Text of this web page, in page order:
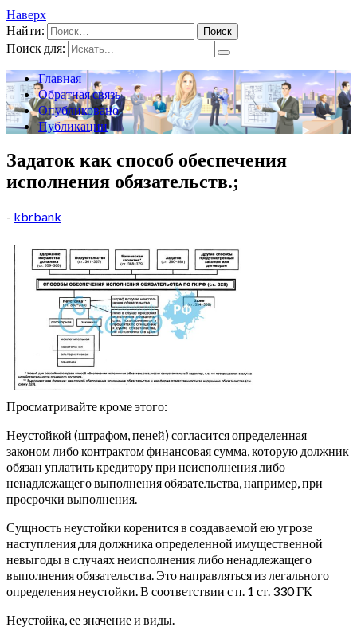
Наверх
Найти:
Поиск для:
Главная
Обратная связь
Опубликовано
Публикации
Задаток как способ обеспечения
исполнения обязательств.;
- kbrbank
Просматривайте кроме этого:
Неустойкой (штрафом, пеней) согласится определенная
законом либо контрактом финансовая сумма, которую должник
обязан уплатить кредитору при неисполнения либо
ненадлежащего выполнения обязательства, например, при
просрочки выполнения.
Сущность неустойки коренится в создаваемой ею угрозе
наступления для должника определенной имущественной
невыгоды в случаях неисполнения либо ненадлежащего
выполнения обязательства. Это направляться из легального
определения неустойки. В соответствии с п. 1 ст. 330 ГК
Неустойка, ее значение и виды.